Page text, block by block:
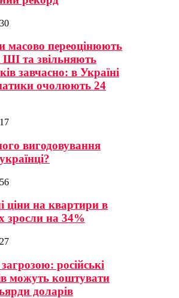
масово переоцінюють
ШІ та звільняють
завчасно: в Україні
очолюють 24
вигодовування
ціни на квартири в
зросли на 34%
російські
можуть коштувати
доларів